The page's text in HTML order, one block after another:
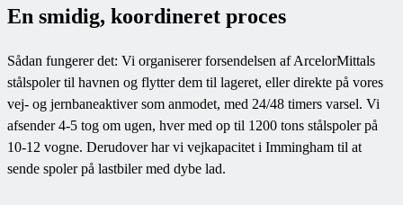
En smidig, koordineret proces
Sådan fungerer det: Vi organiserer forsendelsen af ArcelorMittals
stålspoler til havnen og flytter dem til lageret, eller direkte på vores
vej- og jernbaneaktiver som anmodet, med 24/48 timers varsel. Vi
afsender 4-5 tog om ugen, hver med op til 1200 tons stålspoler på
10-12 vogne. Derudover har vi vejkapacitet i Immingham til at
sende spoler på lastbiler med dybe lad.